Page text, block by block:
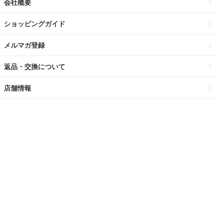
会社概要
ショッピングガイド
メルマガ登録
返品・交換について
店舗情報